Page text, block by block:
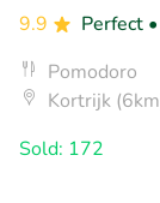
9.9 Perfect
Pomodoro
Kortrijk
Sold: 172